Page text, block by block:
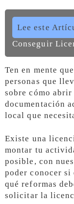
Lee este
Conseguir
Ten en mente
personas que
sobre cómo
documentación
local que
Existe una
montar tu
posible, con
poder conocer si
qué reformas
solicitar la